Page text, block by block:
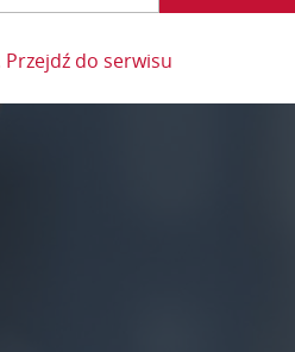
Przejdź do serwisu